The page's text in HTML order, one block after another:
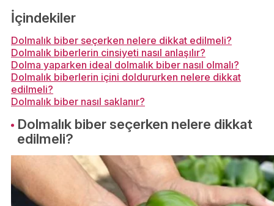
İçindekiler
Dolmalık biber seçerken nelere dikkat edilmeli?
Dolmalık biberlerin cinsiyeti nasıl anlaşılır?
Dolma yaparken ideal dolmalık biber nasıl olmalı?
Dolmalık biberlerin içini doldururken nelere dikkat
edilmeli?
Dolmalık biber nasıl saklanır?
Dolmalık biber seçerken nelere dikkat
edilmeli?